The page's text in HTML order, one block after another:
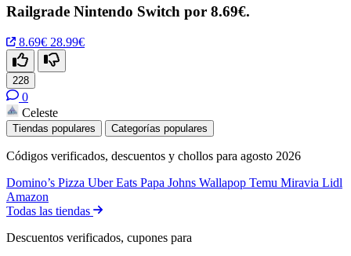
Railgrade Nintendo Switch por 8.69€.
8.69€ 28.99€
228
0
Celeste
Tiendas populares Categorías populares
Códigos verificados, descuentos y chollos para agosto 2026
Domino’s Pizza Uber Eats Papa Johns Wallapop Temu Miravia Lidl
Amazon
Todas las tiendas
Descuentos verificados, cupones para